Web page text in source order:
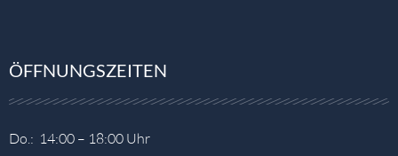
ÖFFNUNGSZEITEN
Do.: 14:00 – 18:00 Uhr